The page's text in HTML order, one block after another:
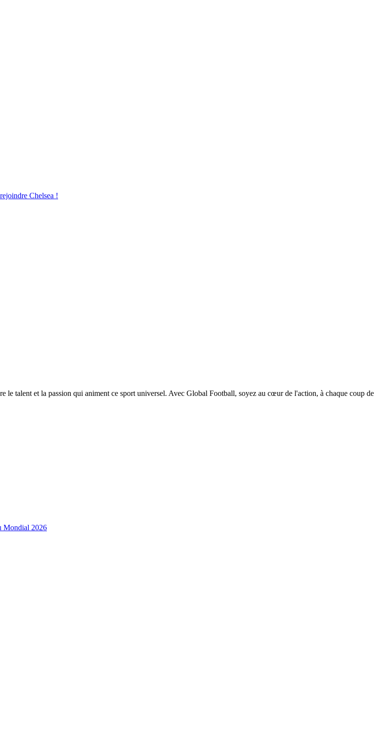
Chelsea !
le talent et la passion qui animent ce sport universel. Avec Global Football, soyez au cœur de l'action, à chaque coup de
Mondial 2026